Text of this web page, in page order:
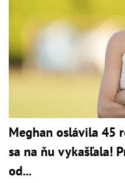
Meghan oslávila 45
sa na ňu vykašľala!
od...